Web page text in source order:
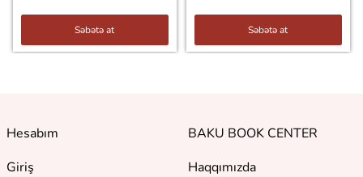
Səbətə at Səbətə at
Hesabım
Giriş
BAKU BOOK CENTER
Haqqımızda